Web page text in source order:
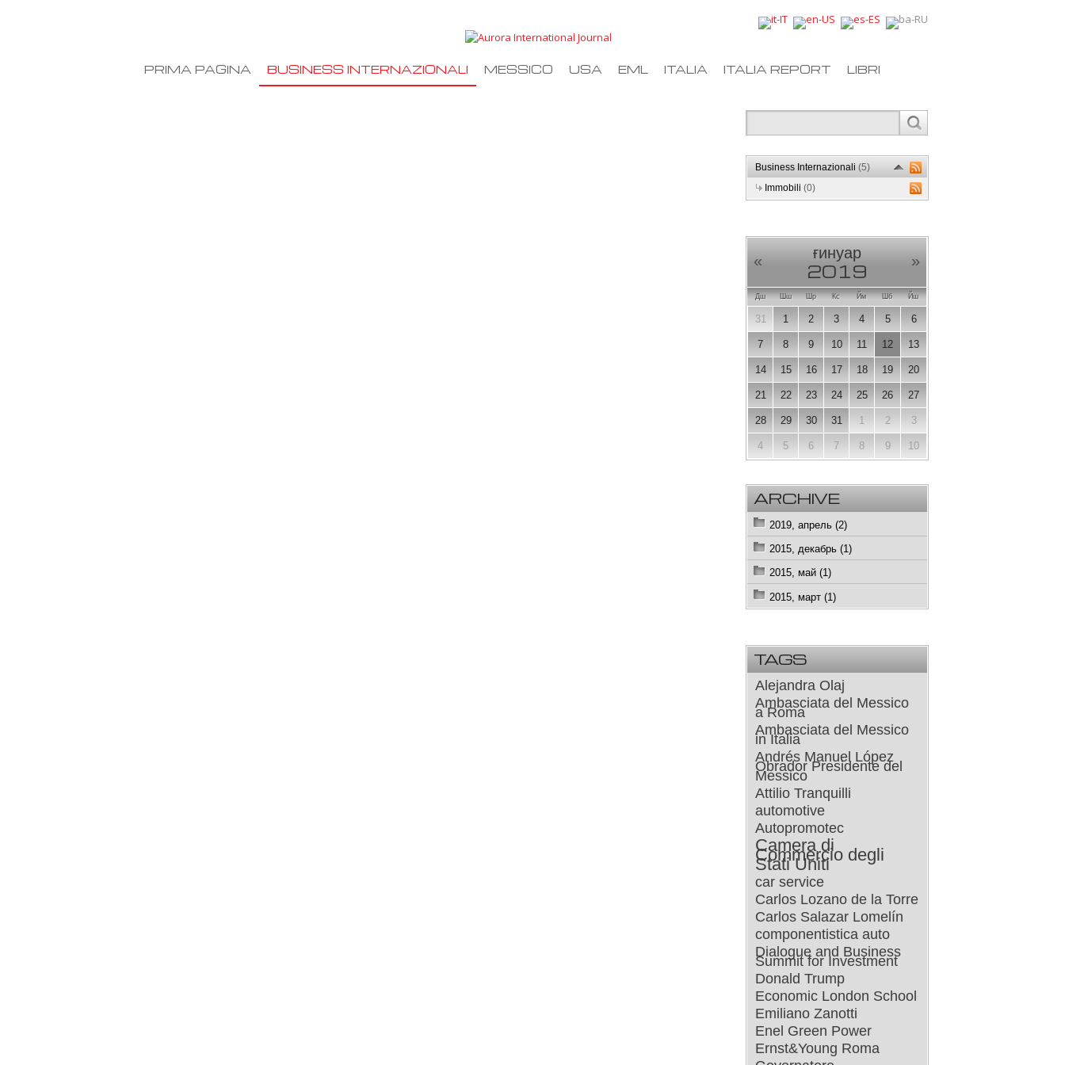
PRIMA PAGINA BUSINESS INTERNAZIONALI MESSICO USA EML ITALIA ITALIA REPORT LIBRI
Business Internazionali(5)
Immobili(0)
«
ғинуар
2019
»
Дш Шш Шр Кс Йм Шб Йш
31 1 2 3 4 5 6
7 8 9 10 11 12 13
14 15 16 17 18 19 20
21 22 23 24 25 26 27
28 29 30 31 1 2 3
4 5 6 7 8 9 10
ARCHIVE
2019, апрель (2)
2015, декабрь (1)
2015, май (1)
2015, март (1)
TAGS
Alejandra Olaj
Ambasciata del Messico
a Roma
Ambasciata del Messico
in Italia
Andrés Manuel López
Obrador Presidente del
Messico
Attilio Tranquilli
automotive
Autopromotec
Camera di
Commercio degli
Stati Uniti
car service
Carlos Lozano de la Torre
Carlos Salazar Lomelín
componentistica auto
Dialogue and Business
Summit for Investment
Donald Trump
Economic London School
Emiliano Zanotti
Enel Green Power
Ernst&Young Roma